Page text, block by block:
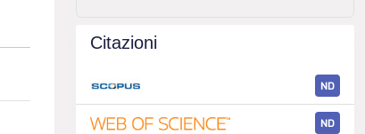
Citazioni
ND
ND